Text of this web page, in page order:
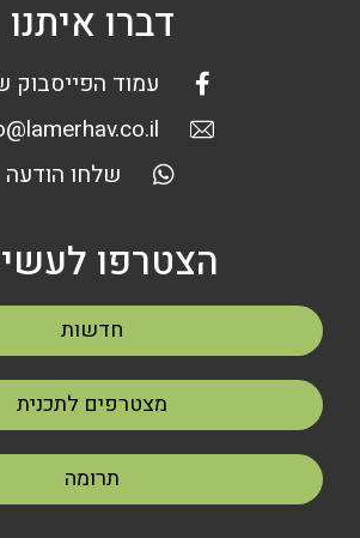
דברו איתנו
עמוד הפייסבוק
שלחו הודעה
הצטרפו
חדשות
מצטרפים לתכנית
תרומה